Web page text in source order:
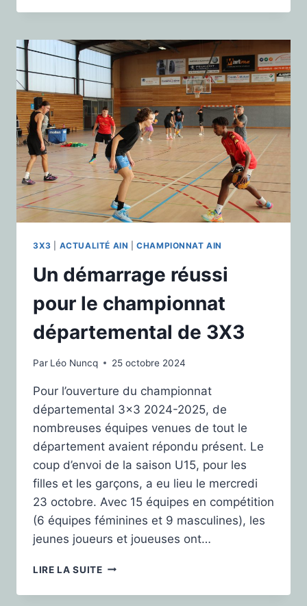
3X3 ACTUALITÉ AIN |CHAMPIONNAT AIN
Un démarrage réussi
pour le championnat
départemental de 3X3
Par Léo Nuncq 25 octobre 2024
Pour l’ouverture du championnat
départemental 3×3 2024-2025, de
nombreuses équipes venues de tout le
département avaient répondu présent. Le
coup d’envoi de la saison U15, pour les
filles et les garçons, a eu lieu le mercredi
23 octobre. Avec 15 équipes en compétition
(6 équipes féminines et 9 masculines), les
jeunes joueurs et joueuses ont…
LIRE LA SUITE